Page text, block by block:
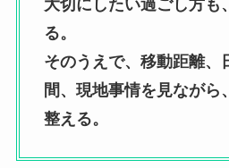
大切にしたい過ごし方も
る。
そのうえで、移動距離、
間、現地事情を見ながら
整える。